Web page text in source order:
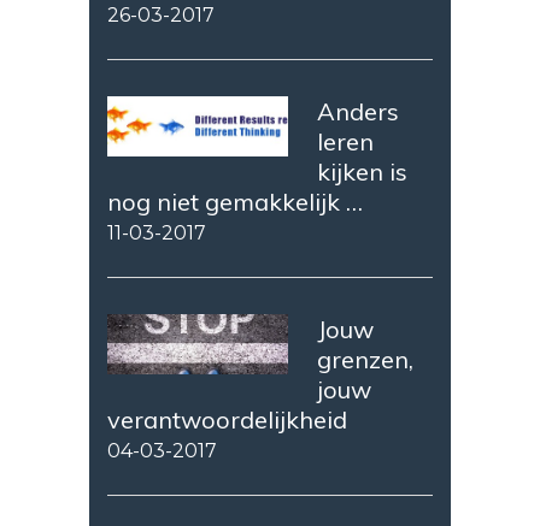
26-03-2017
Anders
leren
kijken is
nog niet gemakkelijk …
11-03-2017
Jouw
grenzen,
jouw
verantwoordelijkheid
04-03-2017